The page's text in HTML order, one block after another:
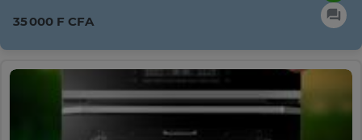
35 000 F CFA